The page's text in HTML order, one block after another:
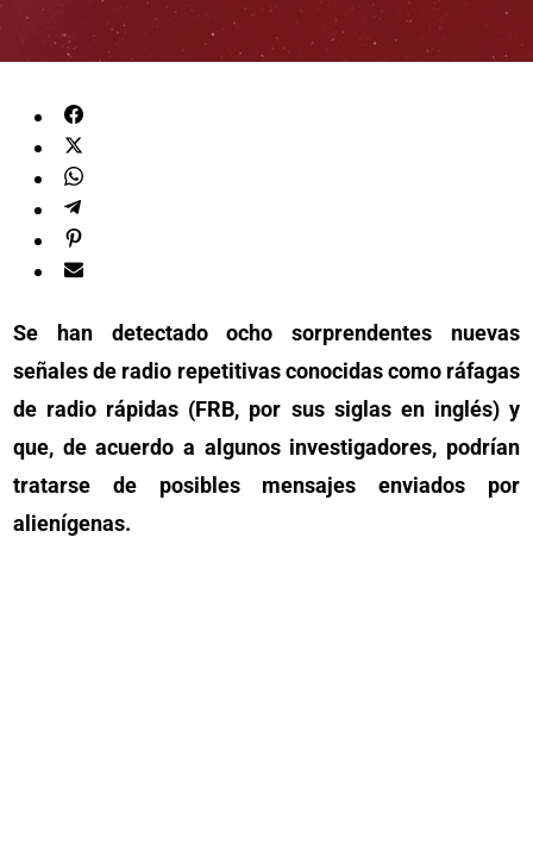
Se han detectado ocho sorprendentes nuevas
señales de radio repetitivas conocidas como ráfagas
de radio rápidas (FRB, por sus siglas en inglés) y
que, de acuerdo a algunos investigadores, podrían
tratarse de posibles mensajes enviados por
alienígenas.